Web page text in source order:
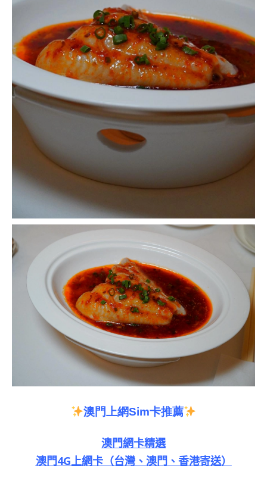
澳門上網Sim卡推薦
澳門網卡精選
澳門4G上網卡（台灣、澳門、香港寄送）